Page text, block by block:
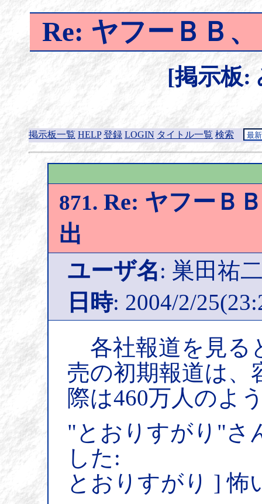
Re: ヤフーＢＢ
[掲示板:
掲示板一覧 HELP 登録 LOGIN タイトル一覧 検索
871. Re: ヤフーＢ
出
ユーザ名: 巣田祐
日時: 2004/2/
各社報道を見る
売の初期報道は、
際は460万人のよ
"とおりすがり"さ
した:
とおりすがり ] 怖